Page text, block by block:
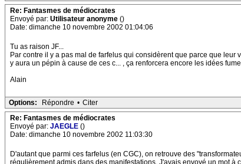
Re: Fantasmes de médiocrates
Envoyé par: Utilisateur anonyme ()
Date: dimanche 10 novembre 2002 01:04:06
Tu as raison JF...
Par contre il y a pas mal de farfelus qui considèrent que parce que
y aura un pépin à cause de ces c... , ça renforcera encore les idées
Alain
Options: Répondre • Citer
Re: Fantasmes de médiocrates
Envoyé par: JAEGLE ()
Date: dimanche 10 novembre 2002 11:03:30
D'autant que parmi ces farfelus (en CGC), on retrouve des
régulièrement admis dans des manifestations. J'avais envoyé un mot